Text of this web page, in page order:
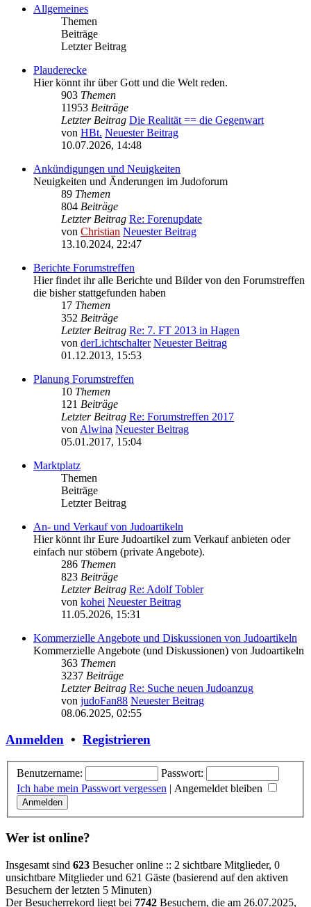
Allgemeines
Themen
Beiträge
Letzter Beitrag
Plauderecke
Hier könnt ihr über Gott und die Welt reden.
903 Themen
11953 Beiträge
Letzter Beitrag Die Realität == die Gegenwart
von HBt. Neuester Beitrag
10.07.2026, 14:48
Ankündigungen und Neuigkeiten
Neuigkeiten und Änderungen im Judoforum
89 Themen
804 Beiträge
Letzter Beitrag Re: Forenupdate
von Christian Neuester Beitrag
13.10.2024, 22:47
Berichte Forumstreffen
Hier findet ihr alle Berichte und Bilder von den Forumstreffen
die bisher stattgefunden haben
17 Themen
352 Beiträge
Letzter Beitrag Re: 7. FT 2013 in Hagen
von derLichtschalter Neuester Beitrag
01.12.2013, 15:53
Planung Forumstreffen
10 Themen
121 Beiträge
Letzter Beitrag Re: Forumstreffen 2017
von Alwina Neuester Beitrag
05.01.2017, 15:04
Marktplatz
Themen
Beiträge
Letzter Beitrag
An- und Verkauf von Judoartikeln
Hier könnt ihr Eure Judoartikel zum Verkauf anbieten oder
einfach nur stöbern (private Angebote).
286 Themen
823 Beiträge
Letzter Beitrag Re: Adolf Tobler
von kohei Neuester Beitrag
11.05.2026, 15:31
Kommerzielle Angebote und Diskussionen von Judoartikeln
Kommerzielle Angebote (und Diskussionen) von Judoartikeln
363 Themen
3237 Beiträge
Letzter Beitrag Re: Suche neuen Judoanzug
von judoFan88 Neuester Beitrag
08.06.2025, 02:55
Anmelden • Registrieren
Benutzername:
Passwort:
Ich habe mein Passwort vergessen | Angemeldet bleiben
Wer ist online?
Insgesamt sind 623 Besucher online :: 2 sichtbare Mitglieder, 0
unsichtbare Mitglieder und 621 Gäste (basierend auf den aktiven
Besuchern der letzten 5 Minuten)
Der Besucherrekord liegt bei 7742 Besuchern, die am 26.07.2025,